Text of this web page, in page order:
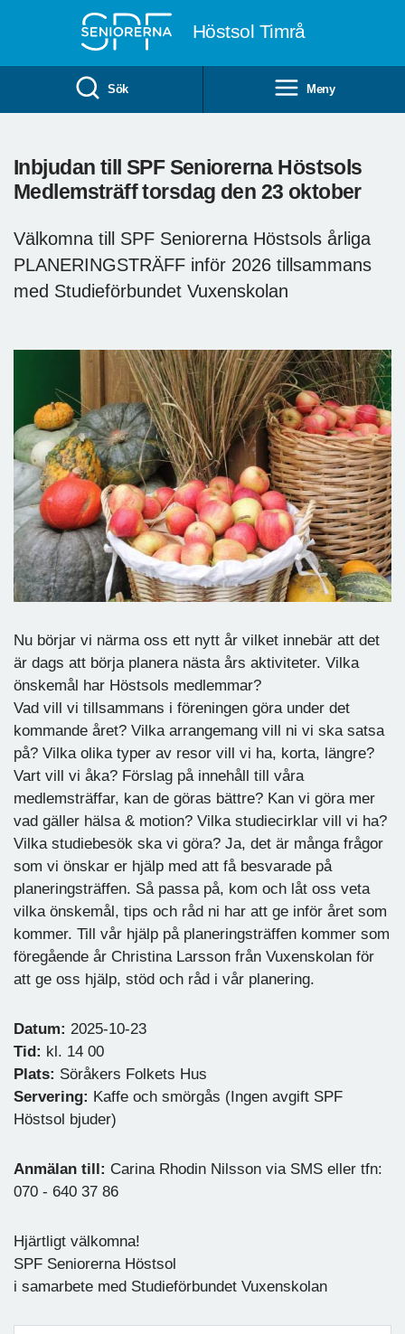
Höstsol Timrå
Sök Meny
Inbjudan till SPF Seniorerna Höstsols
Medlemsträff torsdag den 23 oktober
Välkomna till SPF Seniorerna Höstsols årliga
PLANERINGSTRÄFF inför 2026 tillsammans
med Studieförbundet Vuxenskolan
Nu börjar vi närma oss ett nytt år vilket innebär att det
är dags att börja planera nästa års aktiviteter. Vilka
önskemål har Höstsols medlemmar?
Vad vill vi tillsammans i föreningen göra under det
kommande året? Vilka arrangemang vill ni vi ska satsa
på? Vilka olika typer av resor vill vi ha, korta, längre?
Vart vill vi åka? Förslag på innehåll till våra
medlemsträffar, kan de göras bättre? Kan vi göra mer
vad gäller hälsa & motion? Vilka studiecirklar vill vi ha?
Vilka studiebesök ska vi göra? Ja, det är många frågor
som vi önskar er hjälp med att få besvarade på
planeringsträffen. Så passa på, kom och låt oss veta
vilka önskemål, tips och råd ni har att ge inför året som
kommer. Till vår hjälp på planeringsträffen kommer som
föregående år Christina Larsson från Vuxenskolan för
att ge oss hjälp, stöd och råd i vår planering.
Datum: 2025-10-23
Tid: kl. 14 00
Plats: Söråkers Folkets Hus
Servering: Kaffe och smörgås (Ingen avgift SPF
Höstsol bjuder)
Anmälan till: Carina Rhodin Nilsson via SMS eller tfn:
070 - 640 37 86
Hjärtligt välkomna!
SPF Seniorerna Höstsol
i samarbete med Studieförbundet Vuxenskolan